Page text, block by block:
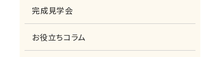
完成見学会
お役立ちコラム